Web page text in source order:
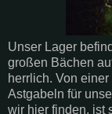
Unser Lager
großen Bächen
herrlich. Von
Astgabeln für
wir hier finden, ist